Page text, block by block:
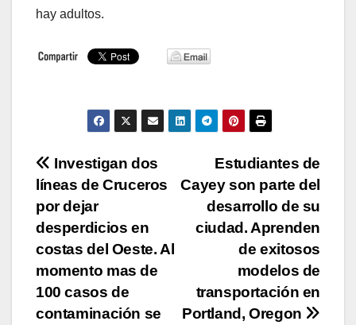
hay adultos.
Navegación
de
entradas
Estudiantes de
Cayey son parte del
desarrollo de su
ciudad. Aprenden
de exitosos
modelos de
transportación en
Portland, Oregon
Investigan dos
líneas de Cruceros
por dejar
desperdicios en
costas del Oeste. Al
momento mas de
100 casos de
contaminación se